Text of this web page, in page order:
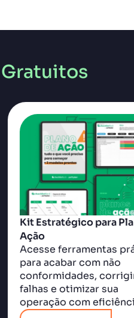
Kit Estratégico para
Ação
Acesse ferramentas
para acabar com não
conformidades,
falhas e otimizar sua
operação com